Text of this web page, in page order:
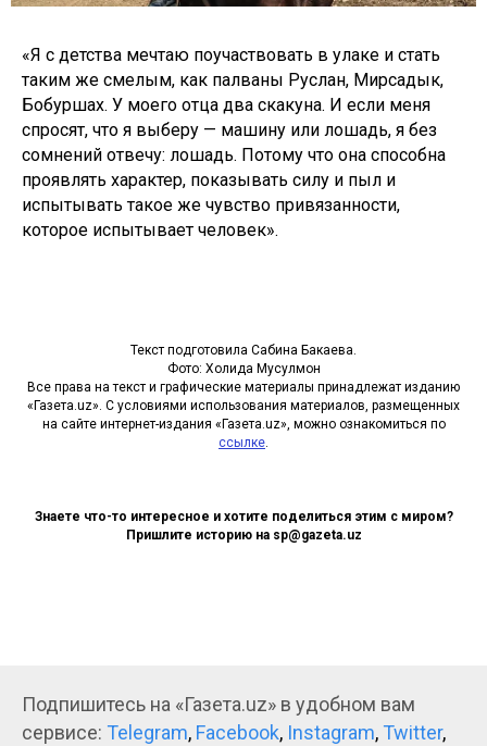
«Я с детства мечтаю поучаствовать в улаке и стать
таким же смелым, как палваны Руслан, Мирсадык,
Бобуршах. У моего отца два скакуна. И если меня
спросят, что я выберу — машину или лошадь, я без
сомнений отвечу: лошадь. Потому что она способна
проявлять характер, показывать силу и пыл и
испытывать такое же чувство привязанности,
которое испытывает человек».
Текст подготовила Сабина Бакаева.
Фото: Холида Мусулмон
Все права на текст и графические материалы принадлежат изданию
«Газета.uz». С условиями использования материалов, размещенных
на сайте интернет-издания «Газета.uz», можно ознакомиться по
ссылке.
Знаете что-то интересное и хотите поделиться этим с миром?
Пришлите историю на sp@gazeta.uz
Подпишитесь на «Газета.uz» в удобном вам
сервисе: Telegram, Facebook, Instagram, Twitter,